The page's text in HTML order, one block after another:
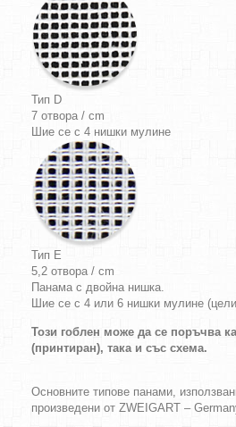
Тип D
7 отвора / cm
Шие се с 4 нишки мулине
Тип E
5,2 отвора / cm
Панама с двойна нишка.
Шие се с 4 или 6 нишки мулине
Този гоблен може да се поръчва
(принтиран), така и със схема.
Основните типове панами,
произведени от ZWEIGART –